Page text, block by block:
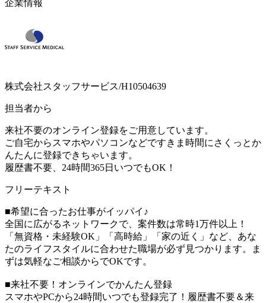
企業情報
株式会社スタッフサービス/H10504639
担当者から
来社不要のオンライン登録をご用意しています。
ご自宅からスマホやパソコンなどですきま時間にさくっとか
んたんに登録できちゃいます。
履歴書不要、24時間365日いつでもOK！
フリーテキスト
■希望に合ったお仕事がイッパイ♪
全国に広がるネットワークで、案件数は常時1万件以上！
「無資格・未経験OK」「高時給」「家の近く」など、あな
たのライフスタイルに合わせた職場が必ず見つかります。ま
ずは気軽なご相談からでOKです。
■来社不要！オンラインでかんたん登録
スマホやPCから24時間いつでも登録完了！履歴書不要＆来